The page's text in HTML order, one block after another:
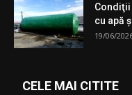
Condiţii
cu apă
19/06/
CELE MAI CITITE